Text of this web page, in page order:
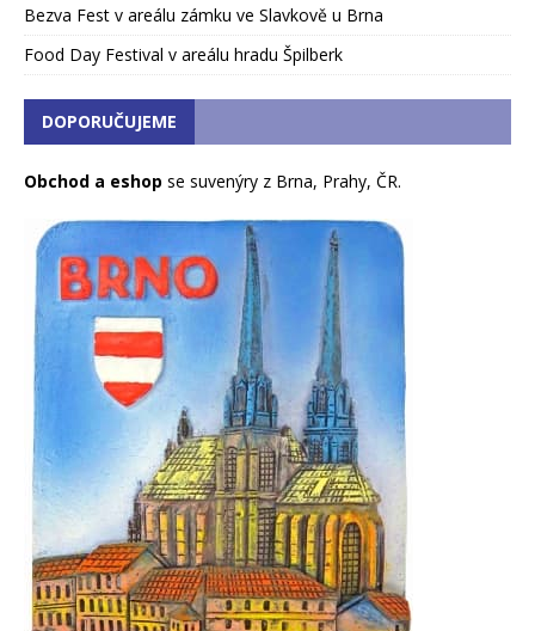
Bezva Fest v areálu zámku ve Slavkově u Brna
Food Day Festival v areálu hradu Špilberk
DOPORUČUJEME
Obchod a eshop se suvenýry z Brna, Prahy, ČR.